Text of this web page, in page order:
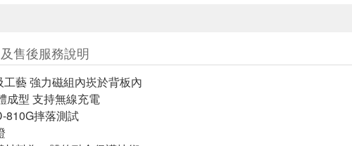
售後服務說明
藝 強力磁組內崁於背板內
成型 支持無線充電
810G摔落測試